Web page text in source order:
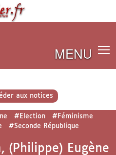
MENU
aux notices
#Election
#Féminisme
#Seconde République
(Philippe) Eugène